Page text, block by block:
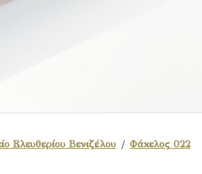
Ελευθερίου Βενιζέλου Φάκελος 022